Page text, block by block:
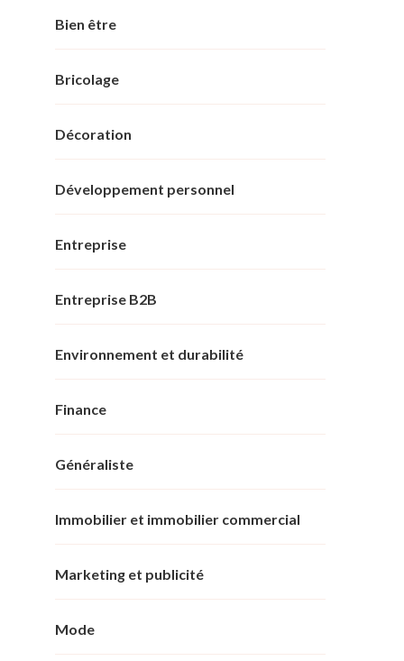
Bien être
Bricolage
Décoration
Développement personnel
Entreprise
Entreprise B2B
Environnement et durabilité
Finance
Généraliste
Immobilier et immobilier commercial
Marketing et publicité
Mode